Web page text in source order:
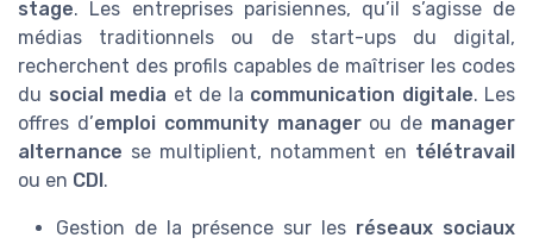
stage. Les entreprises parisiennes, qu’il s’agisse de
médias traditionnels ou de start-ups du digital,
recherchent des profils capables de maîtriser les codes
du social media et de la communication digitale. Les
offres d’emploi community managerou de manager
alternance se multiplient, notamment en télétravail
ou en CDI .
Gestion de la présence sur les réseaux sociaux